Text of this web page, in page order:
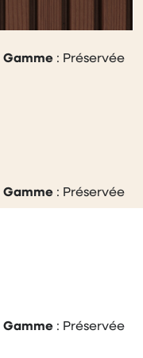
Gamme : Préservée
Gamme : Préservée
Gamme : Préservée